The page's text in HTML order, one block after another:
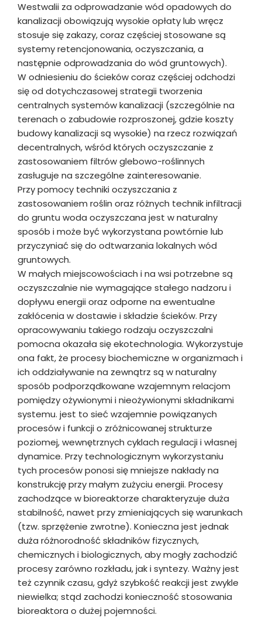
Westwalii za odprowadzanie wód opadowych do
kanalizacji obowiązują wysokie opłaty lub wręcz
stosuje się zakazy, coraz częściej stosowane są
systemy retencjonowania, oczyszczania, a
następnie odprowadzania do wód gruntowych).
W odniesieniu do ścieków coraz częściej odchodzi
się od dotychczasowej strategii tworzenia
centralnych systemów kanalizacji (szczególnie na
terenach o zabudowie rozproszonej, gdzie koszty
budowy kanalizacji są wysokie) na rzecz rozwiązań
decentralnych, wśród których oczyszczanie z
zastosowaniem filtrów glebowo-roślinnych
zasługuje na szczególne zainteresowanie.
Przy pomocy techniki oczyszczania z
zastosowaniem roślin oraz różnych technik infiltracji
do gruntu woda oczyszczana jest w naturalny
sposób i może być wykorzystana powtórnie lub
przyczyniać się do odtwarzania lokalnych wód
gruntowych.
W małych miejscowościach i na wsi potrzebne są
oczyszczalnie nie wymagające stałego nadzoru i
dopływu energii oraz odporne na ewentualne
zakłócenia w dostawie i składzie ścieków. Przy
opracowywaniu takiego rodzaju oczyszczalni
pomocna okazała się ekotechnologia. Wykorzystuje
ona fakt, że procesy biochemiczne w organizmach i
ich oddziaływanie na zewnątrz są w naturalny
sposób podporządkowane wzajemnym relacjom
pomiędzy ożywionymi i nieożywionymi składnikami
systemu. jest to sieć wzajemnie powiązanych
procesów i funkcji o zróżnicowanej strukturze
poziomej, wewnętrznych cyklach regulacji i własnej
dynamice. Przy technologicznym wykorzystaniu
tych procesów ponosi się mniejsze nakłady na
konstrukcję przy małym zużyciu energii. Procesy
zachodzące w bioreaktorze charakteryzuje duża
stabilność, nawet przy zmieniających się warunkach
(tzw. sprzężenie zwrotne). Konieczna jest jednak
duża różnorodność składników fizycznych,
chemicznych i biologicznych, aby mogły zachodzić
procesy zarówno rozkładu, jak i syntezy. Ważny jest
też czynnik czasu, gdyż szybkość reakcji jest zwykle
niewielka; stąd zachodzi konieczność stosowania
bioreaktora o dużej pojemności.